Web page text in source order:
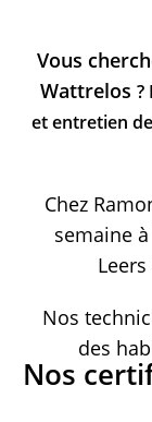
Vous
Wattrelos ?
et entretien
Chez
semaine
Nos
des
Nos